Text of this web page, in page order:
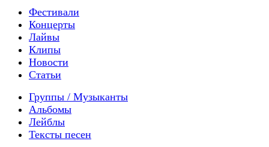
Фестивали
Концерты
Лайвы
Клипы
Новости
Статьи
Группы / Музыканты
Альбомы
Лейблы
Тексты песен